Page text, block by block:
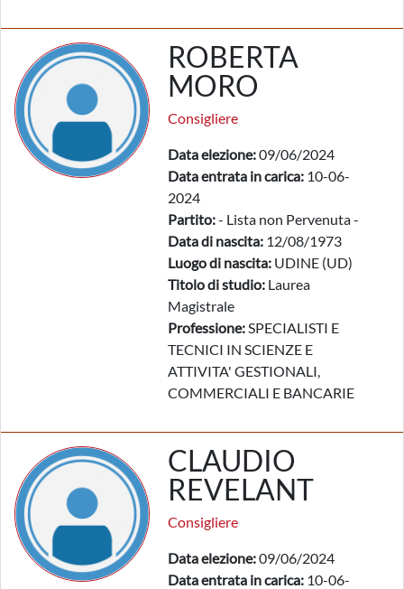
ROBERTA
MORO
Consigliere
Data elezione:09/06/2024
Data entrata in carica: 10-06-
2024
Partito:- Lista non Pervenuta -
Data di nascita: 12/08/1973
Luogo di nascita: UDINE (UD)
Titolo di studio: Laurea
Magistrale
Professione:SPECIALISTI E
TECNICI IN SCIENZE E
ATTIVITA' GESTIONALI,
COMMERCIALI E BANCARIE
CLAUDIO
REVELANT
Consigliere
Data elezione:09/06/2024
Data entrata in carica: 10-06-